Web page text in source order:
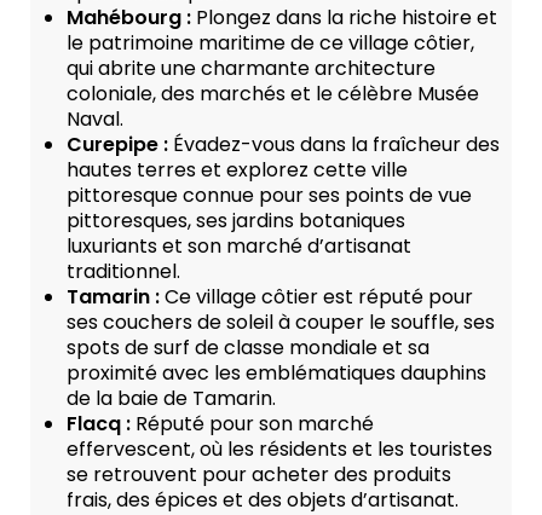
Mahébourg : Plongez dans la riche histoire et
le patrimoine maritime de ce village côtier,
qui abrite une charmante architecture
coloniale, des marchés et le célèbre Musée
Naval.
Curepipe : Évadez-vous dans la fraîcheur des
hautes terres et explorez cette ville
pittoresque connue pour ses points de vue
pittoresques, ses jardins botaniques
luxuriants et son marché d’artisanat
traditionnel.
Tamarin :Ce village côtier est réputé pour
ses couchers de soleil à couper le souffle, ses
spots de surf de classe mondiale et sa
proximité avec les emblématiques dauphins
de la baie de Tamarin.
Flacq : Réputé pour son marché
effervescent, où les résidents et les touristes
se retrouvent pour acheter des produits
frais, des épices et des objets d’artisanat.